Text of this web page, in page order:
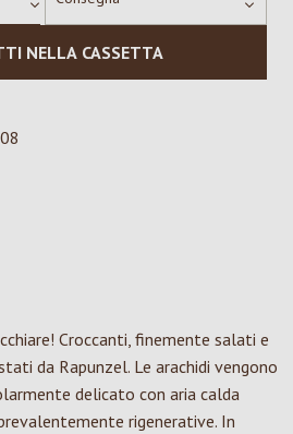
NELLA CASSETTA
Croccanti, finemente salati e
da Rapunzel. Le arachidi vengono
delicato con aria calda
rigenerative. In